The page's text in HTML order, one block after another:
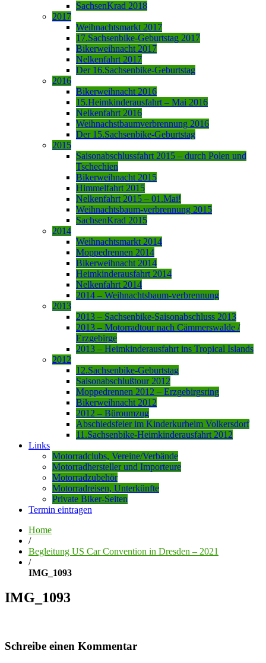
SachsenKrad 2018
2017
Weihnachtsmarkt 2017
17.Sachsenbike-Geburtstag 2017
Bikerweihnacht 2017
Nelkenfahrt 2017
Der 16.Sachsenbike-Geburtstag
2016
Bikerweihnacht 2016
15.Heimkinderausfahrt – Mai 2016
Nelkenfahrt 2016
Weihnachstbaumverbrennung 2016
Der 15.Sachsenbike-Geburtstag
2015
Saisonabschlussfahrt 2015 – durch Polen und
Tschechien
Bikerweihnacht 2015
Himmelfahrt 2015
Nelkenfahrt 2015 – 01.Mai!
Weihnachtsbaum-verbrennung 2015
SachsenKrad 2015
2014
Weihnachtsmarkt 2014
Moppedrennen 2014
Bikerweihnacht 2014
Heimkinderausfahrt 2014
Nelkenfahrt 2014
2014 – Weihnachtsbaum-verbrennung
2013
2013 – Sachsenbike-Saisonabschluss 2013
2013 – Motorradtour nach Cämmerswalde /
Erzgebirge
2013 – Heimkinderausfahrt ins Tropical Islands
2012
12.Sachsenbike-Geburtstag
Saisonabschlußtour 2012
Moppedrennen 2012 – Erzgebirgsring
Bikerweihnacht 2012
2012 – Büroumzug
Abschiedsfeier im Kinderkurheim Volkersdorf
11.Sachsenbike-Heimkinderausfahrt 2012
Links
Motorradclubs, Vereine/Verbände
Motorradhersteller und Importeure
Motorradzubehör
Motorradreisen, Unterkünfte
Private Biker-Seiten
Termin eintragen
Home
/
Begleitung US Car Convention in Dresden – 2021
/
IMG_1093
IMG_1093
Schreibe einen Kommentar